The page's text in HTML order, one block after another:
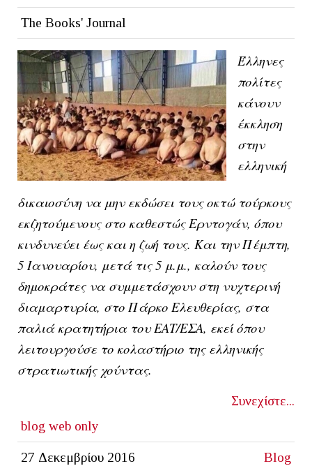
The Books' Journal
Έλληνες
πολίτες
κάνουν
έκκληση
στην
ελληνική
δικαιοσύνη να μην εκδώσει τους οκτώ τούρκους
εκζητούμενους στο καθεστώς Ερντογάν, όπου
κινδυνεύει έως και η ζωή τους. Και την Πέμπτη,
5 Ιανουαρίου, μετά τις 5 μ.μ., καλούν τους
δημοκράτες να συμμετάσχουν στη νυχτερινή
διαμαρτυρία, στο Πάρκο Ελευθερίας, στα
παλιά κρατητήρια του ΕΑΤ/ΕΣΑ, εκεί όπου
λειτουργούσε το κολαστήριο της ελληνικής
στρατιωτικής χούντας.
Συνεχίστε...
blog web only
27 Δεκεμβρίου 2016 Blog